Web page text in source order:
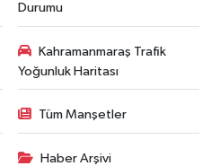
Durumu
Kahramanmaraş Trafik
Yoğunluk Haritası
Tüm Manşetler
Haber Arşivi